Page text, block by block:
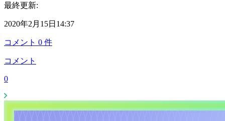
最終更新:
2020年2月15日14:37
コメント 0 件
コメント
0